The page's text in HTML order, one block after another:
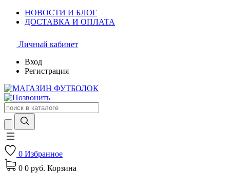
НОВОСТИ И БЛОГ
ДОСТАВКА И ОПЛАТА
Личный кабинет
Вход
Регистрация
0 Избранное
0 0 руб. Корзина